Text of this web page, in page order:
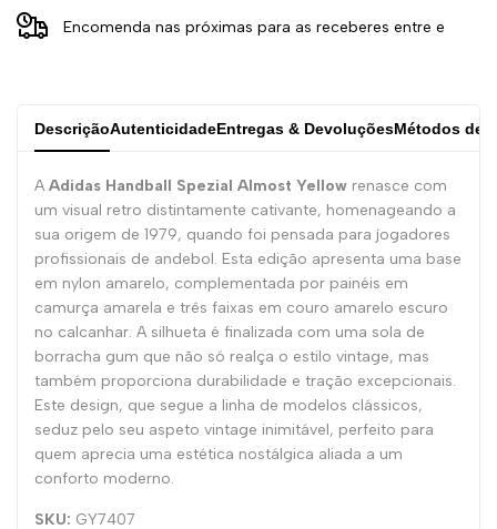
Encomenda nas próximas para as receberes entre e
DescriçãoAutenticidadeEntregas & DevoluçõesMétodos de
A Adidas Handball Spezial Almost Yellow renasce com
um visual retro distintamente cativante, homenageando a
sua origem de 1979, quando foi pensada para jogadores
profissionais de andebol. Esta edição apresenta uma base
em nylon amarelo, complementada por painéis em
camurça amarela e três faixas em couro amarelo escuro
no calcanhar. A silhueta é finalizada com uma sola de
borracha gum que não só realça o estilo vintage, mas
também proporciona durabilidade e tração excepcionais.
Este design, que segue a linha de modelos clássicos,
seduz pelo seu aspeto vintage inimitável, perfeito para
quem aprecia uma estética nostálgica aliada a um
conforto moderno.
SKU: GY7407